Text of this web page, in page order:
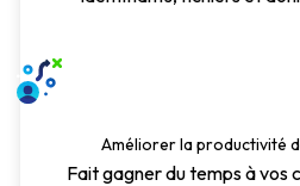
Améliorer la productivité
Fait gagner du temps à vos